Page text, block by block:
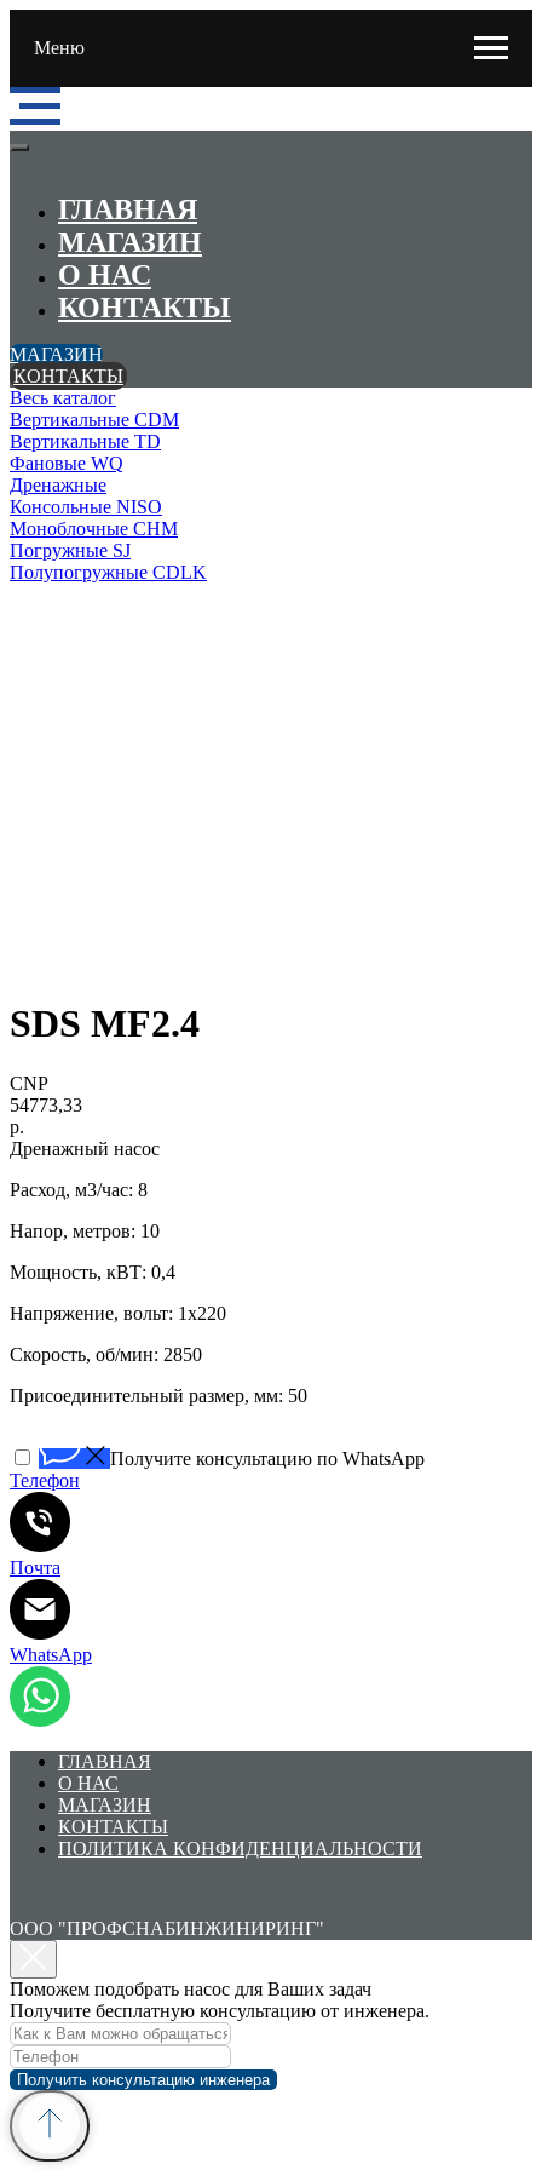
Меню
ГЛАВНАЯ
МАГАЗИН
О НАС
КОНТАКТЫ
МАГАЗИН
КОНТАКТЫ
Весь каталог
Вертикальные CDM
Вертикальные TD
Фановые WQ
Дренажные
Консольные NISO
Моноблочные CHМ
Погружные SJ
Полупогружные CDLK
SDS MF2.4
CNP
54773,33
р.
Дренажный насос
Расход, м3/час: 8
Напор, метров: 10
Мощность, кВТ: 0,4
Напряжение, вольт: 1х220
Скорость, об/мин: 2850
Присоединительный размер, мм: 50
Получите консультацию по WhatsApp
Телефон
Почта
WhatsApp
ГЛАВНАЯ
О НАС
МАГАЗИН
КОНТАКТЫ
ПОЛИТИКА КОНФИДЕНЦИАЛЬНОСТИ
ООО "ПРОФСНАБИНЖИНИРИНГ"
Поможем подобрать насос для Ваших задач
Получите бесплатную консультацию от инженера.
Получить консультацию инженера